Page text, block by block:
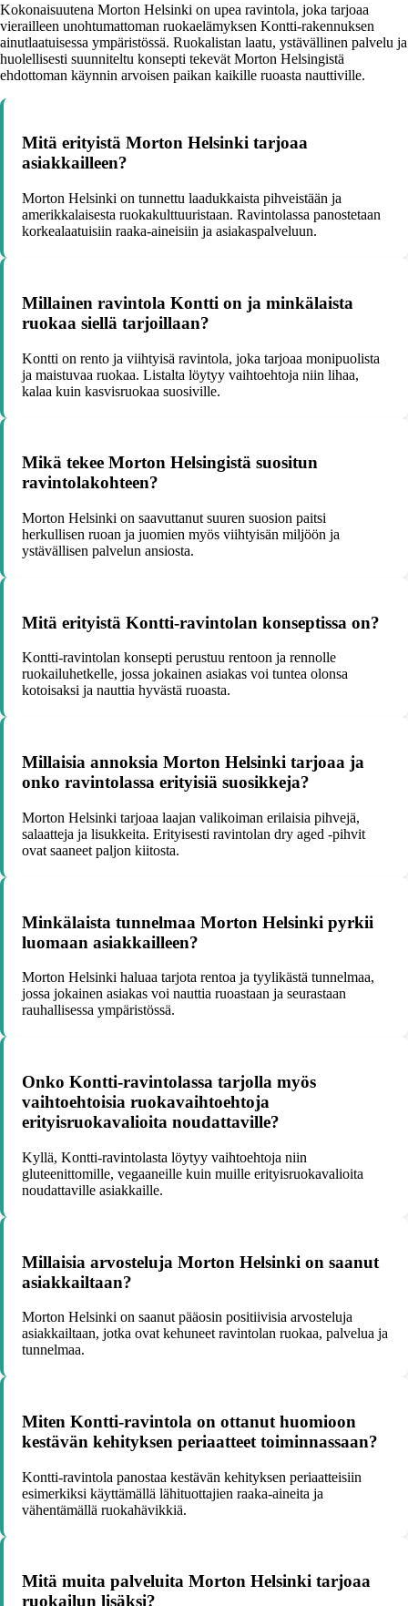
Kokonaisuutena Morton Helsinki on upea ravintola, joka tarjoaa
vierailleen unohtumattoman ruokaelämyksen Kontti-rakennuksen
ainutlaatuisessa ympäristössä. Ruokalistan laatu, ystävällinen palvelu ja
huolellisesti suunniteltu konsepti tekevät Morton Helsingistä
ehdottoman käynnin arvoisen paikan kaikille ruoasta nauttiville.
Mitä erityistä Morton Helsinki tarjoaa
asiakkailleen?
Morton Helsinki on tunnettu laadukkaista pihveistään ja
amerikkalaisesta ruokakulttuuristaan. Ravintolassa panostetaan
korkealaatuisiin raaka-aineisiin ja asiakaspalveluun.
Millainen ravintola Kontti on ja minkälaista
ruokaa siellä tarjoillaan?
Kontti on rento ja viihtyisä ravintola, joka tarjoaa monipuolista
ja maistuvaa ruokaa. Listalta löytyy vaihtoehtoja niin lihaa,
kalaa kuin kasvisruokaa suosiville.
Mikä tekee Morton Helsingistä suositun
ravintolakohteen?
Morton Helsinki on saavuttanut suuren suosion paitsi
herkullisen ruoan ja juomien myös viihtyisän miljöön ja
ystävällisen palvelun ansiosta.
Mitä erityistä Kontti-ravintolan konseptissa on?
Kontti-ravintolan konsepti perustuu rentoon ja rennolle
ruokailuhetkelle, jossa jokainen asiakas voi tuntea olonsa
kotoisaksi ja nauttia hyvästä ruoasta.
Millaisia annoksia Morton Helsinki tarjoaa ja
onko ravintolassa erityisiä suosikkeja?
Morton Helsinki tarjoaa laajan valikoiman erilaisia pihvejä,
salaatteja ja lisukkeita. Erityisesti ravintolan dry aged -pihvit
ovat saaneet paljon kiitosta.
Minkälaista tunnelmaa Morton Helsinki pyrkii
luomaan asiakkailleen?
Morton Helsinki haluaa tarjota rentoa ja tyylikästä tunnelmaa,
jossa jokainen asiakas voi nauttia ruoastaan ja seurastaan
rauhallisessa ympäristössä.
Onko Kontti-ravintolassa tarjolla myös
vaihtoehtoisia ruokavaihtoehtoja
erityisruokavalioita noudattaville?
Kyllä, Kontti-ravintolasta löytyy vaihtoehtoja niin
gluteenittomille, vegaaneille kuin muille erityisruokavalioita
noudattaville asiakkaille.
Millaisia arvosteluja Morton Helsinki on saanut
asiakkailtaan?
Morton Helsinki on saanut pääosin positiivisia arvosteluja
asiakkailtaan, jotka ovat kehuneet ravintolan ruokaa, palvelua ja
tunnelmaa.
Miten Kontti-ravintola on ottanut huomioon
kestävän kehityksen periaatteet toiminnassaan?
Kontti-ravintola panostaa kestävän kehityksen periaatteisiin
esimerkiksi käyttämällä lähituottajien raaka-aineita ja
vähentämällä ruokahävikkiä.
Mitä muita palveluita Morton Helsinki tarjoaa
ruokailun lisäksi?